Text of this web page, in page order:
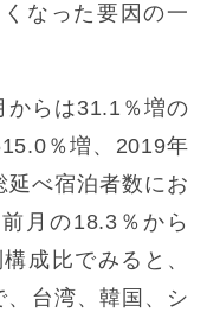
なった要因の一
からは31.1％増の
％増、2019年
延べ宿泊者数にお
月の18.3％から
成比でみると、
台湾、韓国、シ